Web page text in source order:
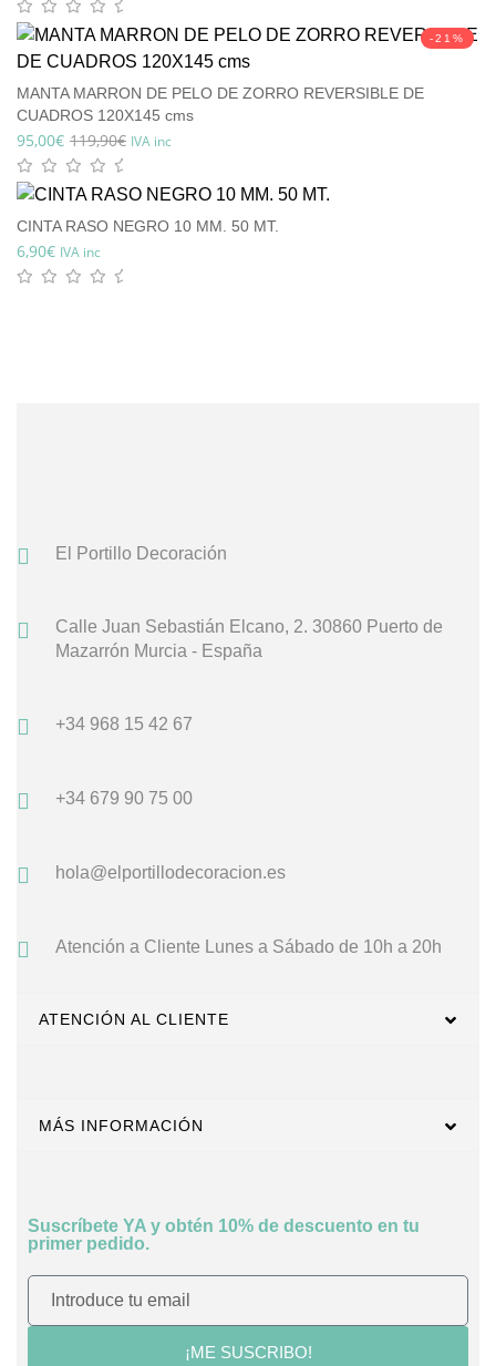
-21%
MANTA MARRON DE PELO DE ZORRO REVERSIBLE DE
CUADROS 120X145 cms
119,90€
95,00€ IVA inc
CINTA RASO NEGRO 10 MM. 50 MT.
6,90€ IVA inc
El Portillo Decoración
Calle Juan Sebastián Elcano, 2. 30860 Puerto de
Mazarrón Murcia - España
+34 968 15 42 67
+34 679 90 75 00
hola@elportillodecoracion.es
Atención a Cliente Lunes a Sábado de 10h a 20h
ATENCIÓN AL CLIENTE
MÁS INFORMACIÓN
Suscríbete YA y obtén 10% de descuento en tu
primer pedido.
¡ME SUSCRIBO!